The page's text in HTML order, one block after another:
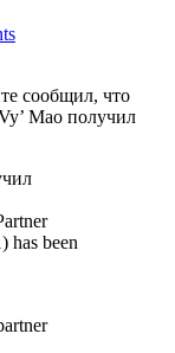
сообщил, что
Мао получил
has been